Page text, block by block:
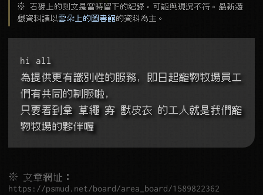
※ 石碑上的刻文是當時留下的紀錄，可能與現況不符。最新遊
戲資料請以 雲朵上的圖書館的資料為主。
hi all
為提供更有識別性的服務, 即日起寵物牧場員工
們有共同的制服啦,
只要看到拿 草繩 穿 獸皮衣 的工人就是我們寵
物牧場的夥伴喔
※ 文章網址：
https://psmud.net/board/area_board/1589822362